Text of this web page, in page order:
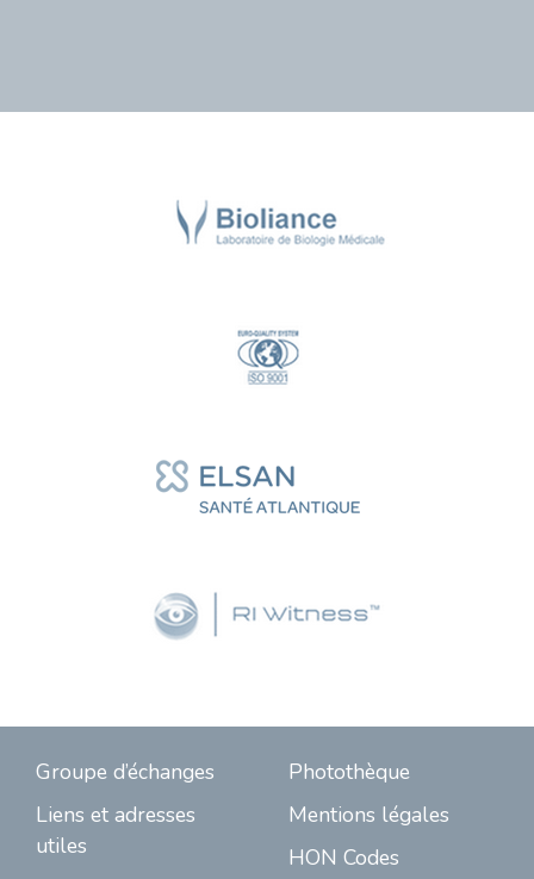
Groupe d’échanges
Liens et adresses
utiles
Photothèque
Mentions légales
HON Codes